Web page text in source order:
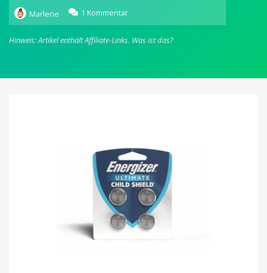
Marlene
1 Kommentar
AirTags:
Energizer
stellt
mit
Hinweis: Artikel enthält Affiliate-Links. Was ist das?